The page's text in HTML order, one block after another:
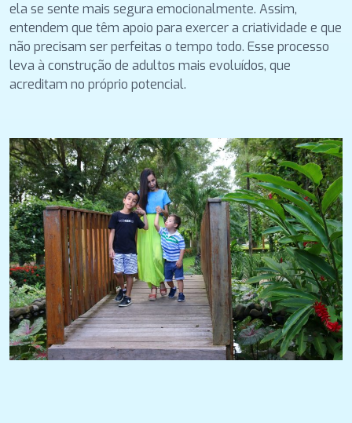
ela se sente mais segura emocionalmente. Assim,
entendem que têm apoio para exercer a criatividade e que
não precisam ser perfeitas o tempo todo. Esse processo
leva à construção de adultos mais evoluídos, que
acreditam no próprio potencial.